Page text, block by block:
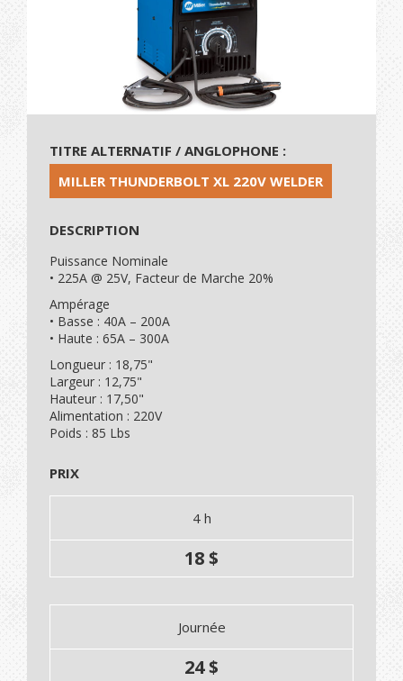
TITRE ALTERNATIF / ANGLOPHONE :
MILLER THUNDERBOLT XL 220V WELDER
DESCRIPTION
Puissance Nominale
• 225A @ 25V, Facteur de Marche 20%
Ampérage
• Basse : 40A – 200A
• Haute : 65A – 300A
Longueur : 18,75"
Largeur : 12,75"
Hauteur : 17,50"
Alimentation : 220V
Poids : 85 Lbs
PRIX
4 h
18 $
Journée
24 $